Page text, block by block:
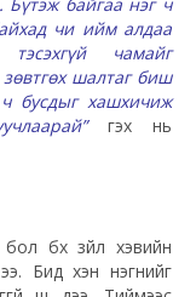
чи ийм алдаа
чамайг
шалтаг биш
бусдыг хашхичиж
гэх нь
бүх зүйл хэвийн
Бид хэн нэгнийг